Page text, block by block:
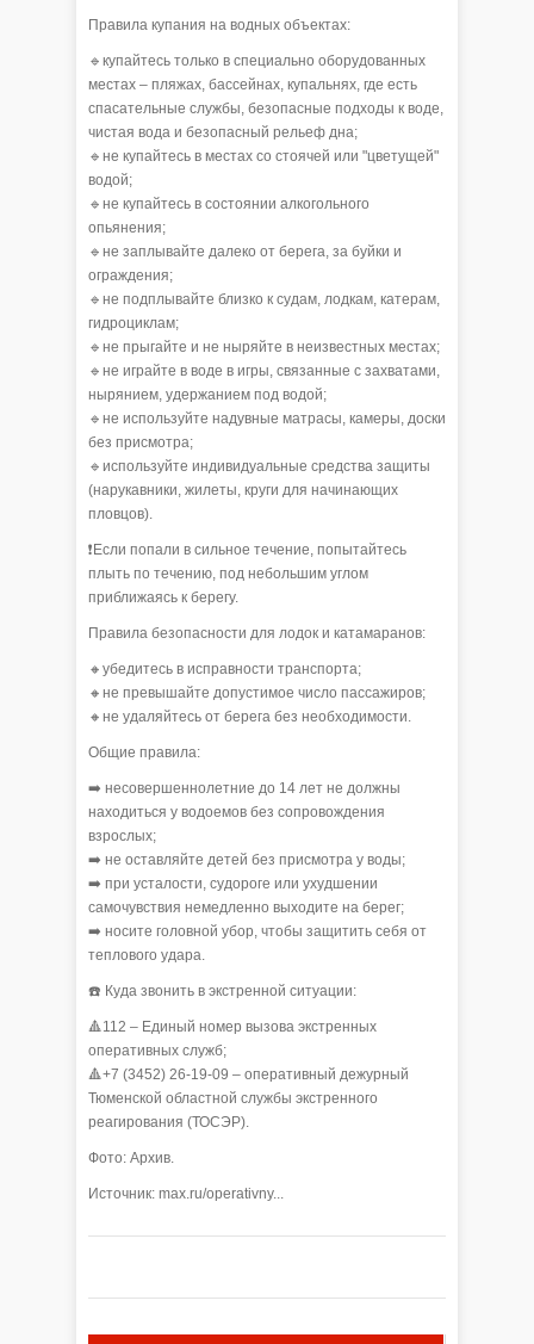
Правила купания на водных объектах:
🔹купайтесь только в специально оборудованных
местах – пляжах, бассейнах, купальнях, где есть
спасательные службы, безопасные подходы к воде,
чистая вода и безопасный рельеф дна;
🔹не купайтесь в местах со стоячей или "цветущей"
водой;
🔹не купайтесь в состоянии алкогольного
опьянения;
🔹не заплывайте далеко от берега, за буйки и
ограждения;
🔹не подплывайте близко к судам, лодкам, катерам,
гидроциклам;
🔹не прыгайте и не ныряйте в неизвестных местах;
🔹не играйте в воде в игры, связанные с захватами,
нырянием, удержанием под водой;
🔹не используйте надувные матрасы, камеры, доски
без присмотра;
🔹используйте индивидуальные средства защиты
(нарукавники, жилеты, круги для начинающих
пловцов).
❗️Если попали в сильное течение, попытайтесь
плыть по течению, под небольшим углом
приближаясь к берегу.
Правила безопасности для лодок и катамаранов:
🔸убедитесь в исправности транспорта;
🔸не превышайте допустимое число пассажиров;
🔸не удаляйтесь от берега без необходимости.
Общие правила:
➡️ несовершеннолетние до 14 лет не должны
находиться у водоемов без сопровождения
взрослых;
➡️ не оставляйте детей без присмотра у воды;
➡️ при усталости, судороге или ухудшении
самочувствия немедленно выходите на берег;
➡️ носите головной убор, чтобы защитить себя от
теплового удара.
☎️ Куда звонить в экстренной ситуации:
🔺112 – Единый номер вызова экстренных
оперативных служб;
🔺+7 (3452) 26-19-09 – оперативный дежурный
Тюменской областной службы экстренного
реагирования (ТОСЭР).
Фото: Архив.
Источник: max.ru/operativny...